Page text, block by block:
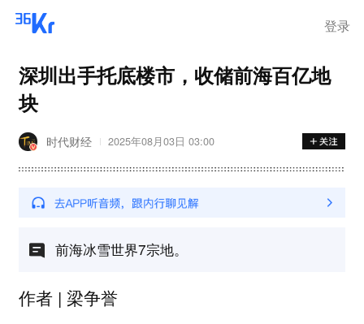
登录
深圳出手托底楼市，收储前海百亿地
块
时代财经 2025年08月03日 03:00
前海冰雪世界7宗地。
作者 | 梁争誉